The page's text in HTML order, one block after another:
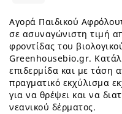
Αγορά Παιδικού
σε ασυναγώνιστη τιμή
φροντίδας του
Greenhousebio.gr.
επιδερμίδα και με τάση
πραγματικό εκχύλισμα
για να θρέψει και να
νεανικού δέρματος.